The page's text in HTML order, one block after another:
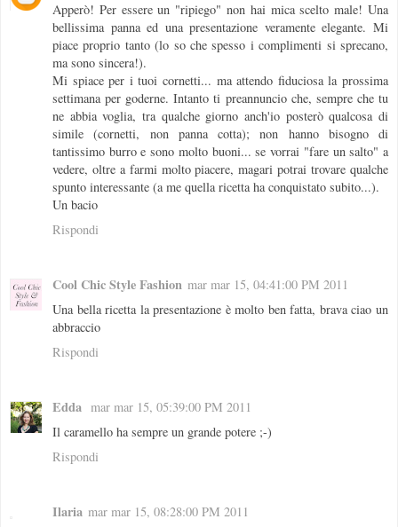
Apperò! Per essere un "ripiego" non hai mica scelto male! Una
bellissima panna ed una presentazione veramente elegante. Mi
piace proprio tanto (lo so che spesso i complimenti si sprecano,
ma sono sincera!).
Mi spiace per i tuoi cornetti... ma attendo fiduciosa la prossima
settimana per goderne. Intanto ti preannuncio che, sempre che tu
ne abbia voglia, tra qualche giorno anch'io posterò qualcosa di
simile (cornetti, non panna cotta); non hanno bisogno di
tantissimo burro e sono molto buoni... se vorrai "fare un salto" a
vedere, oltre a farmi molto piacere, magari potrai trovare qualche
spunto interessante (a me quella ricetta ha conquistato subito...).
Un bacio
Rispondi
Cool Chic Style Fashion mar mar 15, 04:41:00 PM 2011
Una bella ricetta la presentazione è molto ben fatta, brava ciao un
abbraccio
Rispondi
Edda mar mar 15, 05:39:00 PM 2011
Il caramello ha sempre un grande potere ;-)
Rispondi
Ilaria mar mar 15, 08:28:00 PM 2011